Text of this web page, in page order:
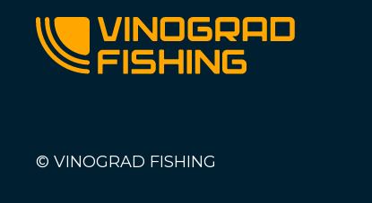
© VINOGRAD FISHING